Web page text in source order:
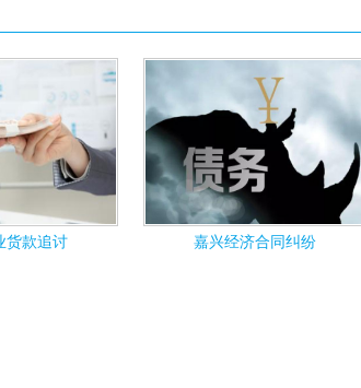
货款追讨 嘉兴经济合同纠纷